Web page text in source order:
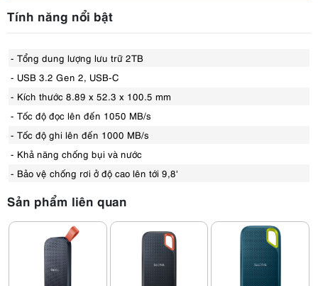
Tính năng nổi bật
- Tổng dung lượng lưu trữ 2TB
- USB 3.2 Gen 2, USB-C
- Kích thước 8.89 x 52.3 x 100.5 mm
- Tốc độ đọc lên đến 1050 MB/s
- Tốc độ ghi lên đến 1000 MB/s
- Khả năng chống bụi và nước
- Bảo vệ chống rơi ở độ cao lên tới 9,8'
Sản phẩm liên quan